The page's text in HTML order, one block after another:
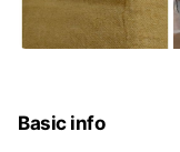
Basic info